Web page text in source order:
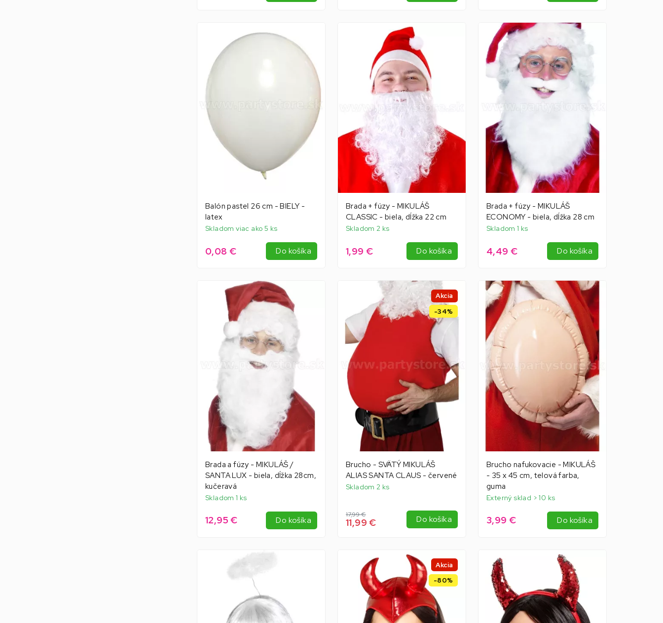
Balón pastel 26 cm - BIELY -
latex
Skladom viac ako 5 ks
0,08 € Do košíka
Brada + fúzy - MIKULÁŠ
CLASSIC - biela, dĺžka 22 cm
Skladom 2 ks
1,99 € Do košíka
Brada + fúzy - MIKULÁŠ
ECONOMY - biela, dĺžka 28 cm
Skladom 1 ks
4,49 € Do košíka
Brada a fúzy - MIKULÁŠ /
SANTA LUX - biela, dĺžka 28cm,
kučeravá
Skladom 1 ks
12,95 € Do košíka
Akcia
-34%
Brucho - SVÄTÝ MIKULÁŠ
ALIAS SANTA CLAUS - červené
Skladom 2 ks
17,99 €
11,99 € Do košíka
Brucho nafukovacie - MIKULÁŠ
- 35 x 45 cm, telová farba,
guma
Externý sklad > 10 ks
3,99 € Do košíka
Akcia
-80%